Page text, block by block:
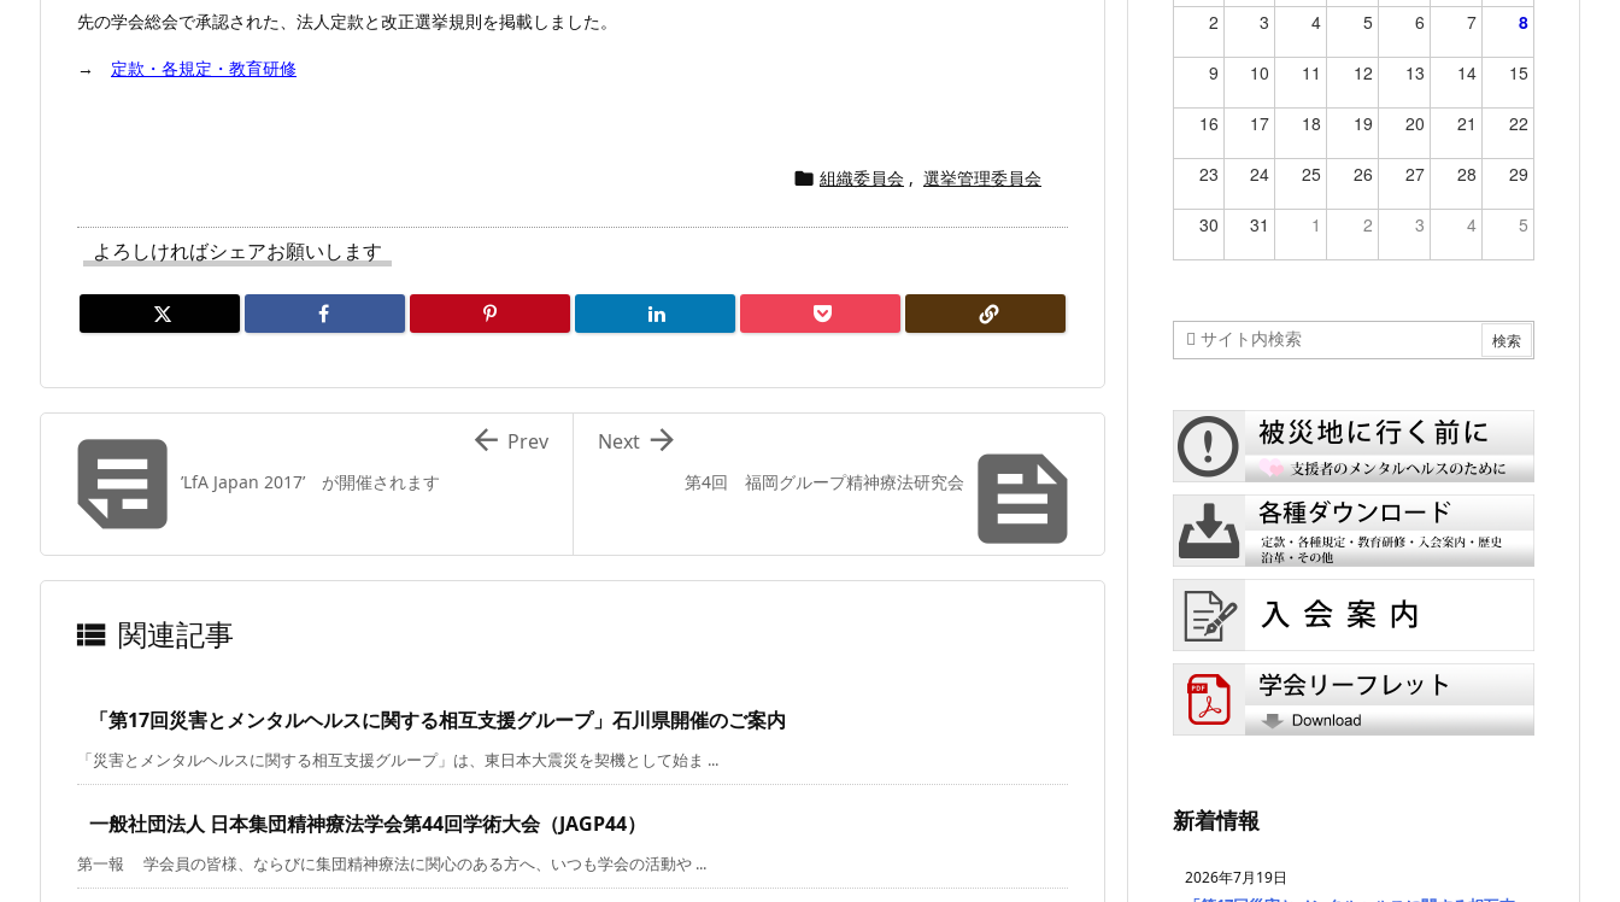
先の学会総会で承認された、法人定款と改正選挙規則を掲載しました。
→ 定款・各規定・教育研修
 組織委員会 , 選挙管理委員会
よろしければシェアお願いします

第4回 福岡グループ精神療法研究会

Next
’LfA Japan 2017’ が開催されます
 Prev
 関連記事
「第17回災害とメンタルヘルスに関する相互支援グループ」石川県開催のご案内
「災害とメンタルヘルスに関する相互支援グループ」は、東日本大震災を契機として始ま ...
一般社団法人 日本集団精神療法学会第44回学術大会（JAGP44）
第一報 学会員の皆様、ならびに集団精神療法に関心のある方へ、いつも学会の活動や ...
2 3 4 5 6 7 8
9 10 11 12 13 14 15
16 17 18 19 20 21 22
23 24 25 26 27 28 29
30 31 1 2 3 4 5
新着情報
2026年7月19日